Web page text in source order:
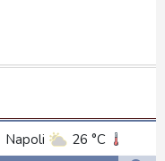
Napoli 26 °C